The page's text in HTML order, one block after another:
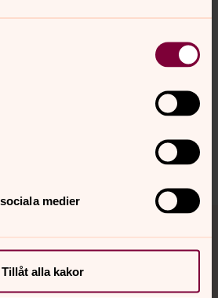
medier
Tillåt alla kakor
frågor på sidans